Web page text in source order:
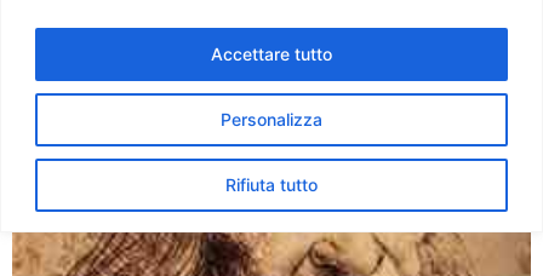
Personalizza
Rifiuta tutto
Accettare tutto
“Leonardo, i giochi e lo
sport”. Una mostra in vista
di Atene 2004